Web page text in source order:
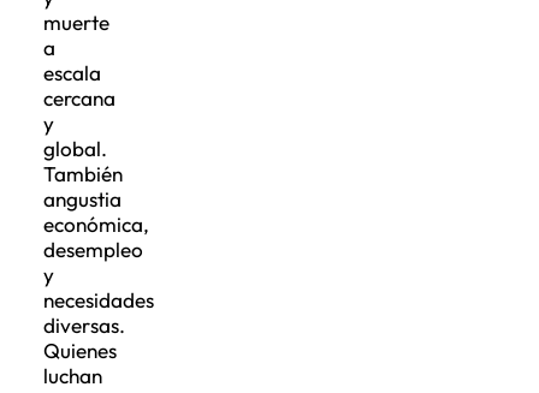
muerte
a
escala
cercana
y
global.
También
angustia
económica,
desempleo
y
necesidades
diversas.
Quienes
luchan